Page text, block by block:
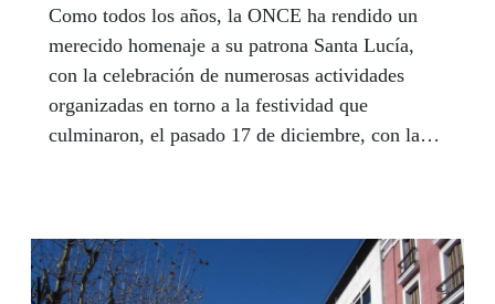
Como todos los años, la ONCE ha rendido un
merecido homenaje a su patrona Santa Lucía,
con la celebración de numerosas actividades
organizadas en torno a la festividad que
culminaron, el pasado 17 de diciembre, con la